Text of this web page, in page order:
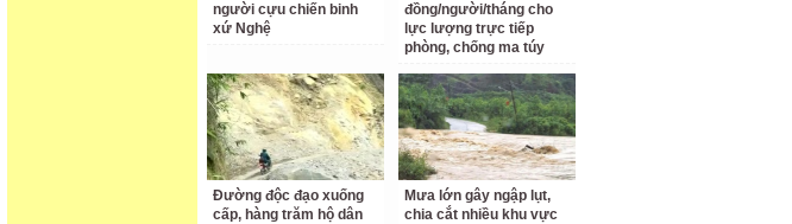
người cựu chiến binh
xứ Nghệ
đồng/người/tháng cho
lực lượng trực tiếp
phòng, chống ma túy
Đường độc đạo xuống
cấp, hàng trăm hộ dân
Mưa lớn gây ngập lụt,
chia cắt nhiều khu vực